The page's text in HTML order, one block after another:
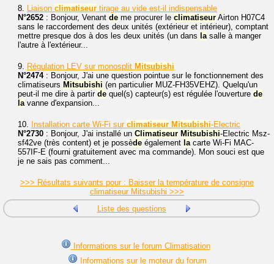
8. Liaison climatiseur tirage au vide est-il indispensable
N°2652 : Bonjour, Venant de me procurer le climatiseur Airton H07C4
sans le raccordement des deux unités (extérieur et intérieur), comptant
mettre presque dos à dos les deux unités (un dans la salle à manger
l'autre à l'extérieur...
9. Régulation LEV sur monosplit Mitsubishi
N°2474: Bonjour, J'ai une question pointue sur le fonctionnement des
climatiseurs Mitsubishi (en particulier MUZ-FH35VEHZ). Quelqu'un
peut-il me dire à partir de quel(s) capteur(s) est régulée l'ouverture de
la vanne d'expansion...
10. Installation carte Wi-Fi sur climatiseur Mitsubishi-Electric
N°2730 : Bonjour, J'ai installé un Climatiseur Mitsubishi-Electric Msz-
sf42ve (très content) et je possède également la carte Wi-Fi MAC-
557IF-E (fourni gratuitement avec ma commande). Mon souci est que
je ne sais pas comment...
>>> Résultats suivants pour : Baisser la température de consigne
climatiseur Mitsubishi >>>
Liste des questions
Informations sur le forum Climatisation
Informations sur le moteur du forum